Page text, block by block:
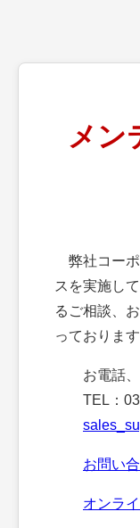
メン
弊社コーポ
スを実施し
るご相談、
っております
お電話
TEL：
お問い
オンラ